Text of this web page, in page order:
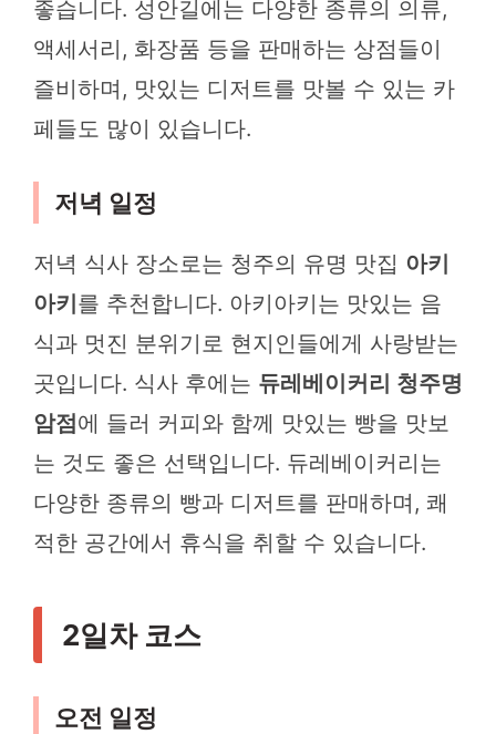
좋습니다. 성안길에는 다양한 종류의 의류,
액세서리, 화장품 등을 판매하는 상점들이
즐비하며, 맛있는 디저트를 맛볼 수 있는 카
페들도 많이 있습니다.
저녁 일정
저녁 식사 장소로는 청주의 유명 맛집 아키
아키를 추천합니다. 아키아키는 맛있는 음
식과 멋진 분위기로 현지인들에게 사랑받는
곳입니다. 식사 후에는 듀레베이커리 청주명
암점에 들러 커피와 함께 맛있는 빵을 맛보
는 것도 좋은 선택입니다. 듀레베이커리는
다양한 종류의 빵과 디저트를 판매하며, 쾌
적한 공간에서 휴식을 취할 수 있습니다.
2일차 코스
오전 일정